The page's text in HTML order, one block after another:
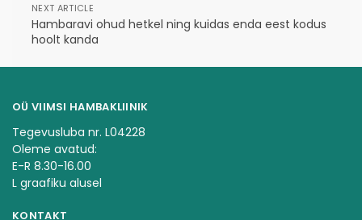
NEXT ARTICLE
Hambaravi ohud hetkel ning kuidas enda eest kodus
hoolt kanda
OÜ VIIMSI HAMBAKLIINIK
Tegevusluba nr. L04228
Oleme avatud:
E-R 8.30-16.00
L graafiku alusel
KONTAKT